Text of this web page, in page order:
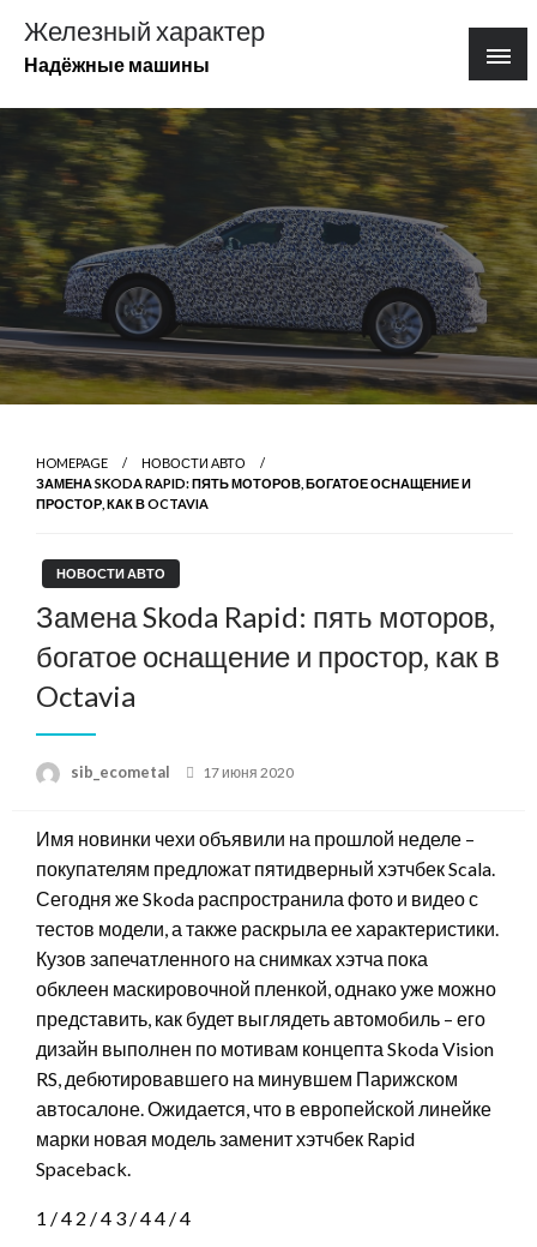
содержимому
Железный характер
Надёжные машины
HOMEPAGE
НОВОСТИ АВТО
ЗАМЕНА SKODA RAPID: ПЯТЬ МОТОРОВ, БОГАТОЕ ОСНАЩЕНИЕ И
ПРОСТОР, КАК В OCTAVIA
НОВОСТИ АВТО
Замена Skoda Rapid: пять моторов,
богатое оснащение и простор, как в
Octavia
sib_ecometal
Posted
17 июня 2020
Имя новинки чехи объявили на прошлой неделе –
покупателям предложат пятидверный хэтчбек Scala.
Сегодня же Skoda распространила фото и видео с
тестов модели, а также раскрыла ее характеристики.
Кузов запечатленного на снимках хэтча пока
обклеен маскировочной пленкой, однако уже можно
представить, как будет выглядеть автомобиль – его
дизайн выполнен по мотивам концепта Skoda Vision
RS, дебютировавшего на минувшем Парижском
автосалоне. Ожидается, что в европейской линейке
марки новая модель заменит хэтчбек Rapid
Spaceback.
1 / 4 2 / 4 3 / 44 / 4